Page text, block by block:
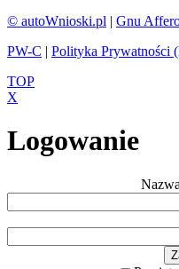
© autoWnioski.pl | Gnu
PW-C | Polityka Prywatności
TOP
X
Logowanie